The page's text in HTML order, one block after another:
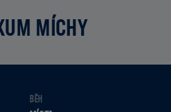
MÍCHY
BĚH